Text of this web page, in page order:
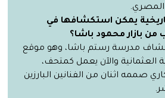
المصري.
يمكن استكشافها في
من بازار محمود باشا؟
مدرسة رستم باشا، وهو موقع
العثمانية والآن يعمل كمتحف،
صممه اثنان من الفنانين البارزين